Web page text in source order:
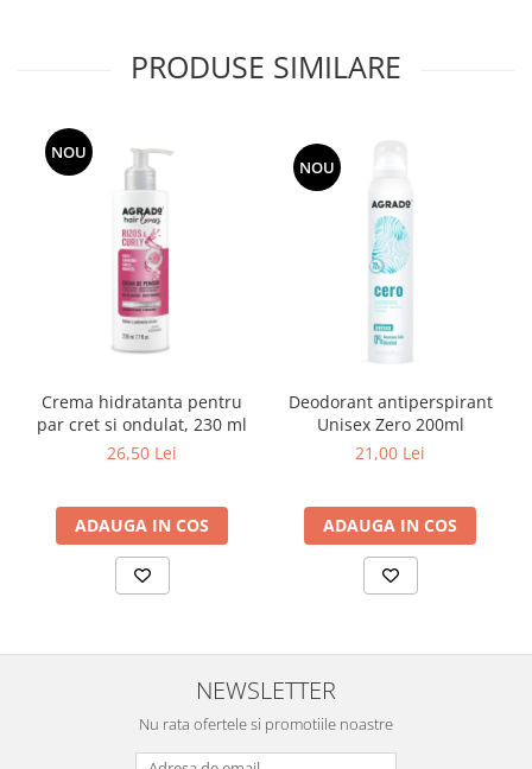
PRODUSE SIMILARE
NOU
Crema hidratanta pentru
par cret si ondulat, 230 ml
26,50 Lei
ADAUGA IN COS
NOU
Deodorant antiperspirant
Unisex Zero 200ml
21,00 Lei
ADAUGA IN COS
NEWSLETTER
Nu rata ofertele si promotiile noastre